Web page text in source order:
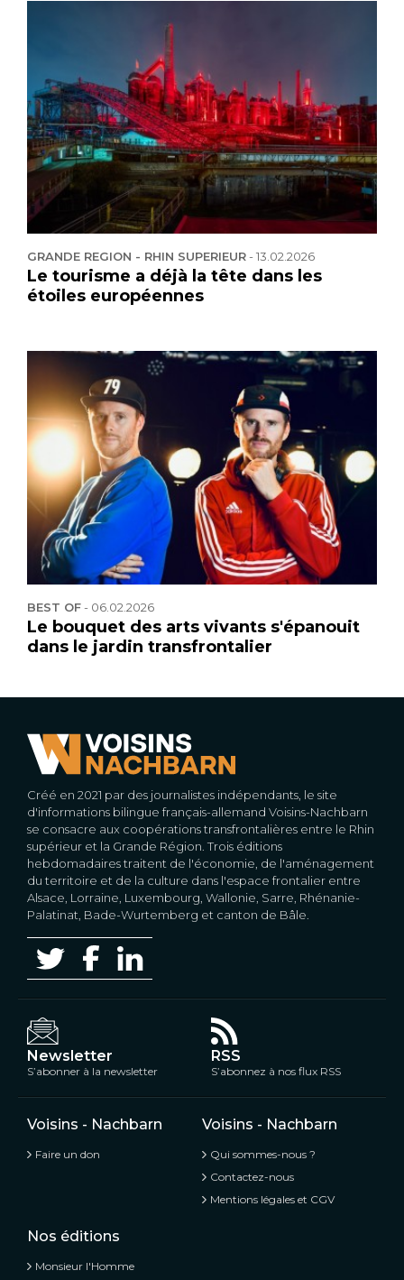
GRANDE REGION - RHIN SUPERIEUR-13.02.2026
Le tourisme a déjà la tête dans les
étoiles européennes
BEST OF- 06.02.2026
Le bouquet des arts vivants s'épanouit
dans le jardin transfrontalier
Créé en 2021 par des journalistes indépendants, le site
d'informations bilingue français-allemand Voisins-Nachbarn
se consacre aux coopérations transfrontalières entre le Rhin
supérieur et la Grande Région. Trois éditions
hebdomadaires traitent de l'économie, de l'aménagement
du territoire et de la culture dans l'espace frontalier entre
Alsace, Lorraine, Luxembourg, Wallonie, Sarre, Rhénanie-
Palatinat, Bade-Wurtemberg et canton de Bâle.
Newsletter
S’abonner à la newsletter
RSS
S’abonnez à nos flux RSS
Voisins - Nachbarn
Faire un don
Voisins - Nachbarn
Qui sommes-nous ?
Contactez-nous
Mentions légales et CGV
Nos éditions
Monsieur l'Homme